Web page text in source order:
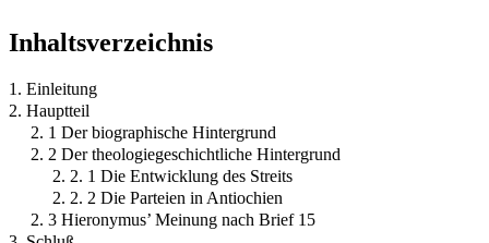
Inhaltsverzeichnis
1. Einleitung
2. Hauptteil
2. 1 Der biographische Hintergrund
2. 2 Der theologiegeschichtliche Hintergrund
2. 2. 1 Die Entwicklung des Streits
2. 2. 2 Die Parteien in Antiochien
2. 3 Hieronymus’ Meinung nach Brief 15